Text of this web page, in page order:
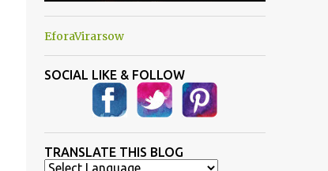
EforaVirarsow
SOCIAL LIKE & FOLLOW
TRANSLATE THIS BLOG